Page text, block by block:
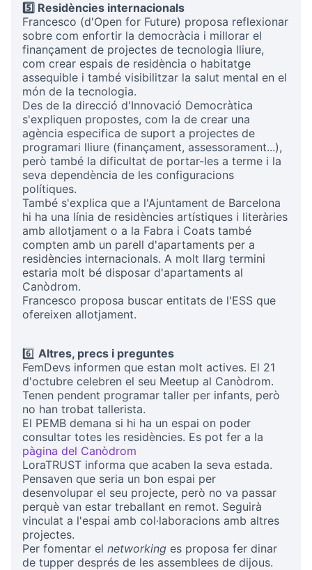
5️⃣ Residències internacionals
Francesco (d'Open for Future) proposa reflexionar
sobre com enfortir la democràcia i millorar el
finançament de projectes de tecnologia lliure,
com crear espais de residència o habitatge
assequible i també visibilitzar la salut mental en el
món de la tecnologia.
Des de la direcció d'Innovació Democràtica
s'expliquen propostes, com la de crear una
agència especifica de suport a projectes de
programari lliure (finançament, assessorament...),
però també la dificultat de portar-les a terme i la
seva dependència de les configuracions
polítiques.
També s'explica que a l'Ajuntament de Barcelona
hi ha una línia de residències artístiques i literàries
amb allotjament o a la Fabra i Coats també
compten amb un parell d'apartaments per a
residències internacionals. A molt llarg termini
estaria molt bé disposar d'apartaments al
Canòdrom.
Francesco proposa buscar entitats de l'ESS que
ofereixen allotjament.
6️⃣ Altres, precs i preguntes
FemDevs informen que estan molt actives. El 21
d'octubre celebren el seu Meetup al Canòdrom.
Tenen pendent programar taller per infants, però
no han trobat tallerista.
El PEMB demana si hi ha un espai on poder
consultar totes les residències. Es pot fer a la
pàgina del Canòdrom
(External link)
LoraTRUST informa que acaben la seva estada.
Pensaven que seria un bon espai per
desenvolupar el seu projecte, però no va passar
perquè van estar treballant en remot. Seguirà
vinculat a l'espai amb col·laboracions amb altres
projectes.
Per fomentar el networking es proposa fer dinar
de tupper després de les assemblees de dijous.